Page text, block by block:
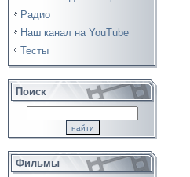
Радио
Наш канал на YouTube
Тесты
Поиск
Фильмы